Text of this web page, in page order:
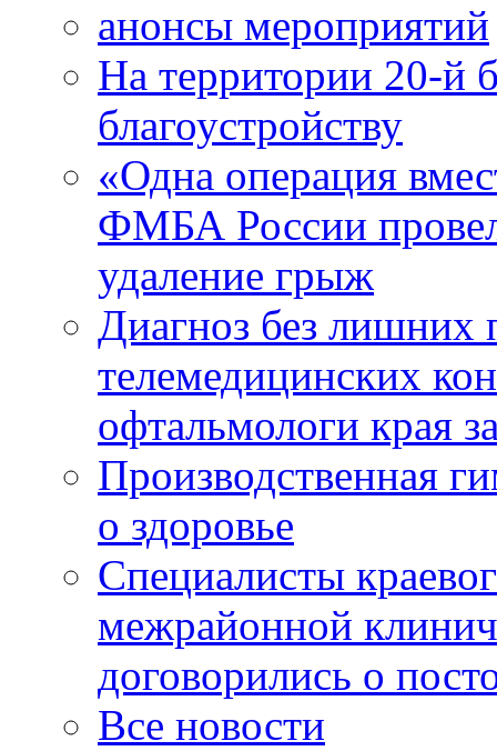
анонсы мероприятий
На территории 20-й
благоустройству
«Одна операция
ФМБА России
удаление грыж
Диагноз без лишних
телемедицинских
офтальмологи края
Производственная
о здоровье
Специалисты
межрайонной
договорились о
Все новости